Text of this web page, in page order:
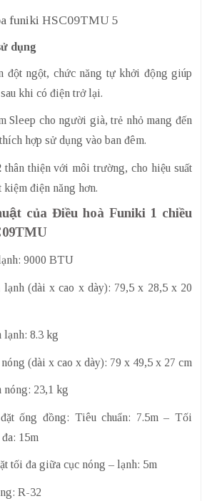
dụng
đột ngột, chức năng tự khởi động giúp
khi có điện trở lại.
Sleep cho người già, trẻ nhỏ mang đến
hợp sử dụng vào ban đêm.
thân thiện với môi trường, cho hiệu suất
kiệm điện năng hơn.
của Điều hoà Funiki 1 chiều
9000 BTU
lạnh (dài x cao x dày): 79,5 x 28,5 x 20
8.3 kg
(dài x cao x dày): 79 x 49,5 x 27 cm
23,1 kg
ống đồng: Tiêu chuẩn: 7.5m – Tối
15m
tối đa giữa cục nóng – lạnh: 5m
R-32